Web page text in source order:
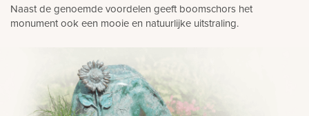
Naast de genoemde voordelen geeft boomschors het
monument ook een mooie en natuurlijke uitstraling.